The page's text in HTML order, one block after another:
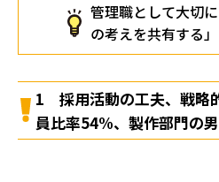
管理職として大切
の考えを共有する
1 採用活動の工夫、戦略
員比率54%、製作部門の